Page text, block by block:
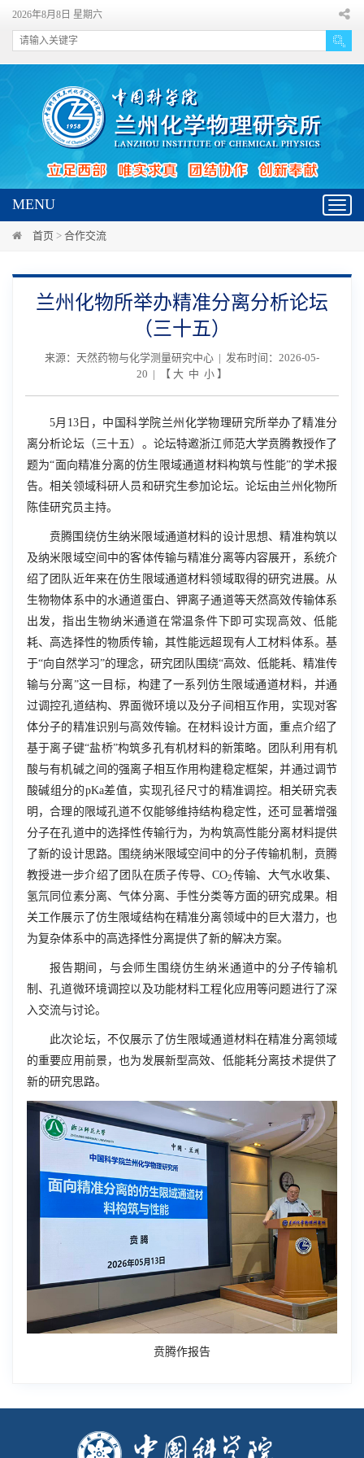
2026年8月8日 星期六
MENU
首页 > 合作交流
兰州化物所举办精准分离分析论坛
（三十五）
来源：天然药物与化学测量研究中心 | 发布时间：2026-05-
20 | 【 大 中 小 】
5月 13日，中国科学院兰州化学物理研究所举办了精准分
离分析论坛（三十五）。论坛特邀浙江师范大学贲腾教授作了
题为“面向精准分离的仿生限域通道材料构筑与性能”的学术报
告。相关领域科研人员和研究生参加论坛。论坛由兰州化物所
陈佳研究员主持。
贲腾围绕仿生纳米限域通道材料的设计思想、精准构筑以
及纳米限域空间中的客体传输与精准分离等内容展开，系统介
绍了团队近年来在仿生限域通道材料领域取得的研究进展。从
生物物体系中的水通道蛋白、钾离子通道等天然高效传输体系
出发，指出生物纳米通道在常温条件下即可实现高效、低能
耗、高选择性的物质传输，其性能远超现有人工材料体系。基
于“向自然学习”的理念，研究团队围绕“高效、低能耗、精准传
输与分离”这一目标，构建了一系列仿生限域通道材料，并通
过调控孔道结构、界面微环境以及分子间相互作用，实现对客
体分子的精准识别与高效传输。在材料设计方面，重点介绍了
基于离子键“盐桥”构筑多孔有机材料的新策略。团队利用有机
酸与有机碱之间的强离子相互作用构建稳定框架，并通过调节
酸碱组分的pKa差值，实现孔径尺寸的精准调控。相关研究表
明，合理的限域孔道不仅能够维持结构稳定性，还可显著增强
分子在孔道中的选择性传输行为，为构筑高性能分离材料提供
了新的设计思路。围绕纳米限域空间中的分子传输机制，贲腾
教授进一步介绍了团队在质子传导、CO2传输、大气水收集、
氢氘同位素分离、气体分离、手性分类等方面的研究成果。相
关工作展示了仿生限域结构在精准分离领域中的巨大潜力，也
为复杂体系中的高选择性分离提供了新的解决方案。
报告期间，与会师生围绕仿生纳米通道中的分子传输机
制、孔道微环境调控以及功能材料工程化应用等问题进行了深
入交流与讨论。
此次论坛，不仅展示了仿生限域通道材料在精准分离领域
的重要应用前景，也为发展新型高效、低能耗分离技术提供了
新的研究思路。
贲腾作报告